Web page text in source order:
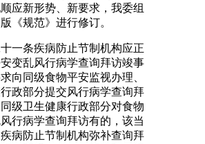
应新形势、新要求，我委组
《规范》进行修订。
条疾病防止节制机构应正
变乱风行病学查询拜访竣事
向同级食物平安监视办理、
政部分提交风行病学查询拜
级卫生健康行政部分对食物
行病学查询拜访有的，该当
病防止节制机构弥补查询拜